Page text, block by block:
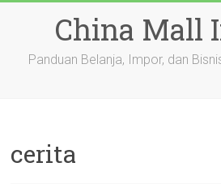
China Mall
Panduan Belanja, Impor, dan
cerita